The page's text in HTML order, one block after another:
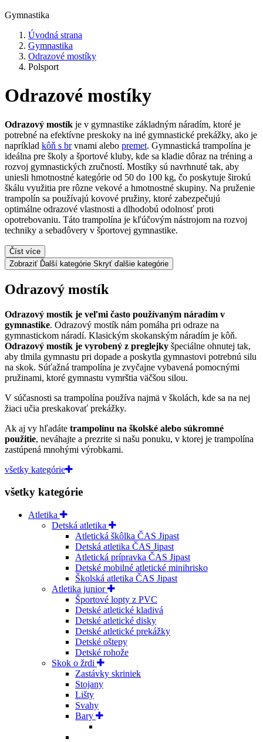
Gymnastika
Úvodná strana
Gymnastika
Odrazové mostíky
Polsport
Odrazové mostíky
Odrazový mostík je v gymnastike základným náradím, ktoré je
potrebné na efektívne preskoky na iné gymnastické prekážky, ako je
napríklad kôň s brvnami alebo premet. Gymnastická trampolína je
ideálna pre školy a športové kluby, kde sa kladie dôraz na tréning a
rozvoj gymnastických zručností. Mostíky sú navrhnuté tak, aby
uniesli hmotnostné kategórie od 50 do 100 kg, čo poskytuje širokú
škálu využitia pre rôzne vekové a hmotnostné skupiny. Na pruženie
trampolín sa používajú kovové pružiny, ktoré zabezpečujú
optimálne odrazové vlastnosti a dlhodobú odolnosť proti
opotrebovaniu. Táto trampolína je kľúčovým nástrojom na rozvoj
techniky a sebadôvery v športovej gymnastike.
Číst více
Zobraziť Ďalší kategórie Skryť ďalšie kategórie
Odrazový mostík
Odrazový mostík je veľmi často používaným náradím v
gymnastike. Odrazový mostík nám pomáha pri odraze na
gymnastickom náradí. Klasickým skokanským náradím je kôň.
Odrazový mostík je vyrobený z preglejky špeciálne ohnutej tak,
aby tlmila gymnastu pri dopade a poskytla gymnastovi potrebnú silu
na skok. Súťažná trampolína je zvyčajne vybavená pomocnými
pružinami, ktoré gymnastu vymrštia väčšou silou.
V súčasnosti sa trampolína používa najmä v školách, kde sa na nej
žiaci učia preskakovať prekážky.
Ak aj vy hľadáte trampolínu na školské alebo súkromné
použitie, neváhajte a prezrite si našu ponuku, v ktorej je trampolína
zastúpená mnohými výrobkami.
všetky kategórie
všetky kategórie
Atletika
Detská atletika
Atletická škôlka ČAS Jipast
Detská atletika ČAS Jipast
Atletická prípravka ČAS Jipast
Detské mobilné atletické minihrisko
Školská atletika ČAS Jipast
Atletika junior
Športové lopty z PVC
Detské atletické kladivá
Detské atletické disky
Detské atletické prekážky
Detské oštepy
Detské rohože
Skok o žrdi
Zastávky skriniek
Stojany
Lišty
Svahy
Bary